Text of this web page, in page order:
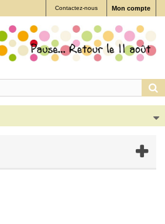
Mon compte
Contactez-nous